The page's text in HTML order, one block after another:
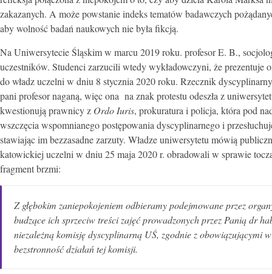
zakazanych. A może powstanie indeks tematów badawczych
aby wolność badań naukowych nie była fikcją.
Na Uniwersytecie Śląskim w marcu 2019 roku. profesor E. B.,
uczestników. Studenci zarzucili wtedy wykładowczyni, że prezentuje
do władz uczelni w dniu 8 stycznia 2020 roku. Rzecznik
pani profesor naganą, więc ona na znak protestu odeszła z
kwestionują prawnicy z Ordo Iuris, prokuratura i policja, która pod
wszczęcia wspomnianego postępowania dyscyplinarnego i
stawiając im bezzasadne zarzuty. Władze uniwersytetu mówią
katowickiej uczelni w dniu 25 maja 2020 r. obradowali w sprawie
fragment brzmi:
Z głębokim zaniepokojeniem odbieramy podejmowane przez
budzące ich sprzeciw treści zajęć prowadzonych przez Panią dr
niezależną komisję dyscyplinarną UŚ, zgodnie z obowiązującymi
bezstronność działań tej komisji.